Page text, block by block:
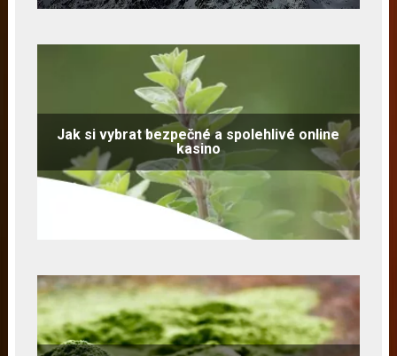
Jak si vybrat bezpečné a spolehlivé online
kasino